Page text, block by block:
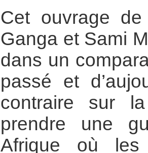
Cet ouvrage
Ganga et Sami
dans un
passé et
contraire sur
prendre une
Afrique où les